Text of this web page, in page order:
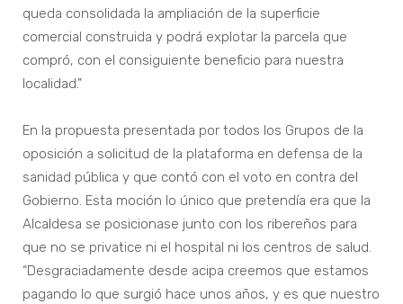
queda consolidada la ampliación de la superficie
comercial construida y podrá explotar la parcela que
compró, con el consiguiente beneficio para nuestra
localidad.”
En la propuesta presentada por todos los Grupos de la
oposición a solicitud de la plataforma en defensa de la
sanidad pública y que contó con el voto en contra del
Gobierno. Esta moción lo único que pretendía era que la
Alcaldesa se posicionase junto con los ribereños para
que no se privatice ni el hospital ni los centros de salud.
“Desgraciadamente desde acipa creemos que estamos
pagando lo que surgió hace unos años, y es que nuestro